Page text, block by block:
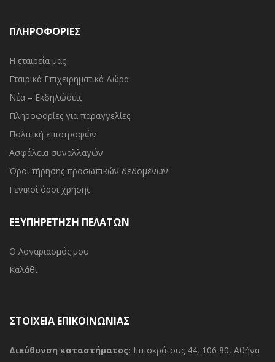
ΠΛΗΡΟΦΟΡΙΕΣ
Η εταιρεία μας
Εταιρικά Επιχειρηματικά Δώρα
Νέα – Εκδηλώσεις
Πληροφορίες για παραγγελίες
Πολιτική επιστροφών
Ασφάλεια συναλλαγών
Όροι τήρησης προσωπικών δεδομένων
Γενικοί όροι χρήσης
ΕΞΥΠΗΡΕΤΗΣΗ ΠΕΛΑΤΩΝ
Ο Λογαριασμός μου
Καλάθι
ΣΤΟΙΧΕΙΑ ΕΠΙΚΟΙΝΩΝΙΑΣ
Διεύθυνση καταστήματος: Ιπποκράτους 44, 106 80, Αθήνα